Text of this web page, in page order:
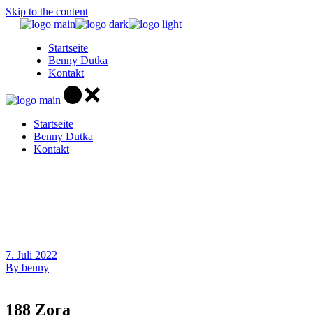
Skip to the content
Startseite
Benny Dutka
Kontakt
Startseite
Benny Dutka
Kontakt
7. Juli 2022
By benny
188 Zora